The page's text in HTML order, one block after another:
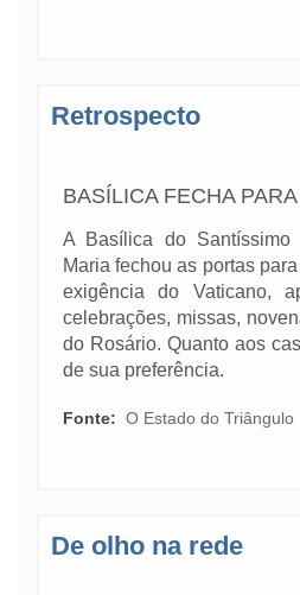
Retrospecto
BASÍLICA FECHA
A Basílica do Santíssimo
Maria fechou as portas
exigência do Vaticano,
celebrações, missas,
do Rosário. Quanto aos
de sua preferência.
Fonte: O Estado do Triângulo
De olho na rede